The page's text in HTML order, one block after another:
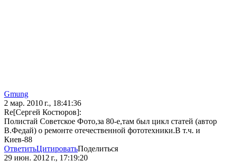
Gmung
2 мар. 2010 г., 18:41:36
Re[Сергей Костюров]:
Полистай Советское Фото,за 80-е,там был цикл статей (автор
В.Федай) о ремонте отечественной фототехники.В т.ч. и
Киев-88
ОтветитьЦитироватьПоделиться
29 июн. 2012 г., 17:19:20